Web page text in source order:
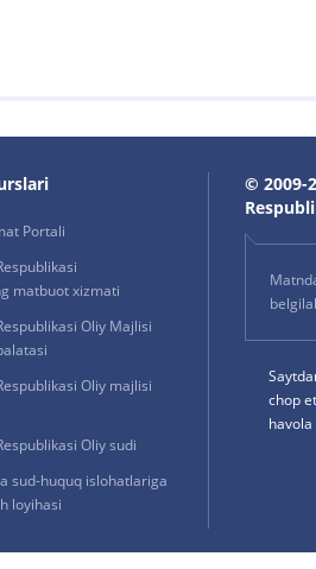
Portali
matbuot xizmati
Oliy Majlisi
Oliy majlisi
Oliy sudi
sud-huquq islohatlariga
loyihasi
© 2009-
chop